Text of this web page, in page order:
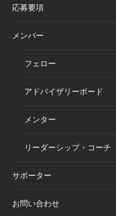
応募要項
メンバー
フェロー
アドバイザリーボード
メンター
リーダーシップ・コーチ
サポーター
お問い合わせ